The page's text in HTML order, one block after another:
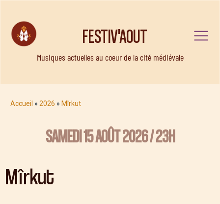
FESTIV'AOUT
Musiques actuelles au coeur de la cité médiévale
Accueil » 2026 » Mîrkut
SAMEDI 15 AOÛT 2026 / 23H
Mîrkut